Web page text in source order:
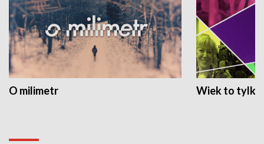
O milimetr Wiek to tylko